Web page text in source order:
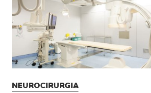
NEUROCIRURGIA